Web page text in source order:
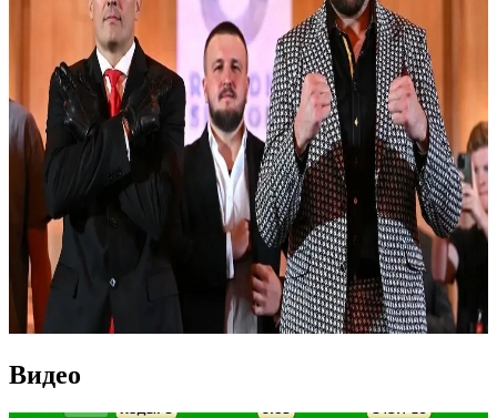
Видео